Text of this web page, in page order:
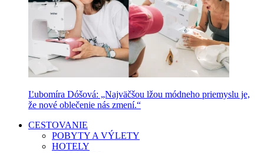
Ľubomíra Dóšová: „Najväčšou lžou módneho priemyslu je,
že nové oblečenie nás zmení.“
CESTOVANIE
POBYTY A VÝLETY
HOTELY